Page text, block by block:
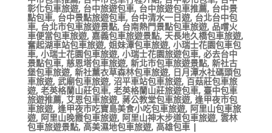
彰化包車旅遊, 台中旅遊包車, 台中旅遊包車推薦, 台中景
點包車, 台中景點旅遊包車, 台中清水一日遊, 台北台中包
車, 台北市包車旅遊景點, 台南熱門景點包車旅遊, 品嚐火
車便當包車旅遊, 嘉義包車旅遊景點, 天長地久橋包車旅遊,
奮起湖車站包車旅遊, 姐妹潭包車旅遊, 小瑞士花園包車包
車, 小瑞士花園包車旅遊, 小瑞士花園旅遊包車, 必去台中
景點包車, 慈恩塔包車旅遊, 新北市包車旅遊景點, 新社古
堡包車旅遊, 新社薰衣草森林包車旅遊, 日月潭水社碼頭包
車旅遊, 武廟包車旅遊, 沼平車站包車旅遊, 百菇莊包車旅
遊, 老英格蘭山莊包車, 老英格蘭山莊旅遊包車, 臺中包車
旅遊推薦, 艾恩包車旅遊, 蔣公教堂包車旅遊, 逢甲夜市包
車旅遊, 逢甲夜市吃寶島美食小吃包車旅遊, 阿里山包車旅
遊, 阿里山晚霞包車旅遊, 阿里山神木步道包車旅遊, 雲林
包車旅遊景點, 高美濕地包車旅遊, 高雄包車|